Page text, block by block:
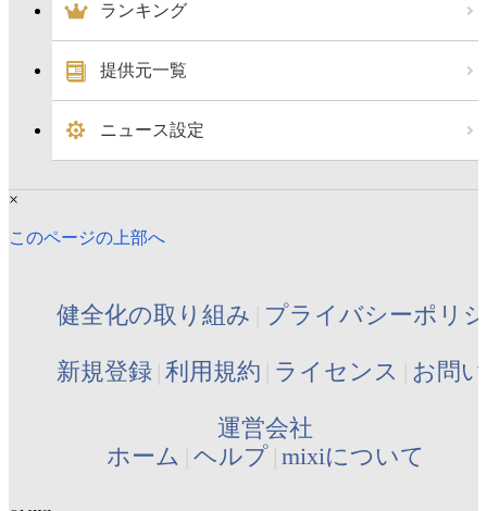
ランキング
提供元一覧
ニュース設定
×
このページの上部へ
健全化の取り組み プライバシーポリ
新規登録 利用規約 ライセンス お問
運営会社
ホーム ヘルプ mixiについて